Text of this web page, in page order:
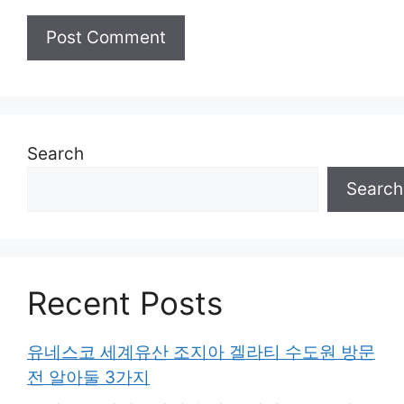
Search
Search
Recent Posts
유네스코 세계유산 조지아 겔라티 수도원 방문
전 알아둘 3가지